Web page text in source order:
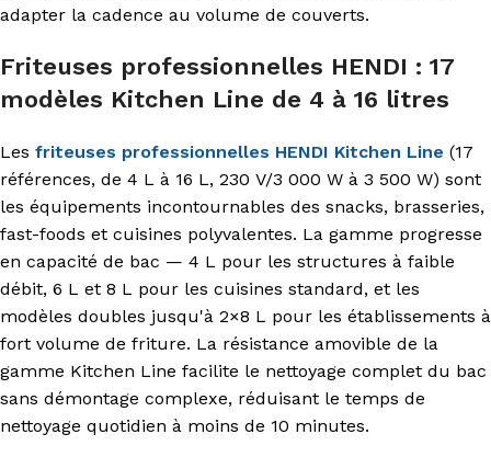
adapter la cadence au volume de couverts.
Friteuses professionnelles HENDI : 17
modèles Kitchen Line de 4 à 16 litres
Les friteuses professionnelles HENDI Kitchen Line (17
références, de 4 L à 16 L, 230 V/3 000 W à 3 500 W) sont
les équipements incontournables des snacks, brasseries,
fast-foods et cuisines polyvalentes. La gamme progresse
en capacité de bac — 4 L pour les structures à faible
débit, 6 L et 8 L pour les cuisines standard, et les
modèles doubles jusqu'à 2×8 L pour les établissements à
fort volume de friture. La résistance amovible de la
gamme Kitchen Line facilite le nettoyage complet du bac
sans démontage complexe, réduisant le temps de
nettoyage quotidien à moins de 10 minutes.